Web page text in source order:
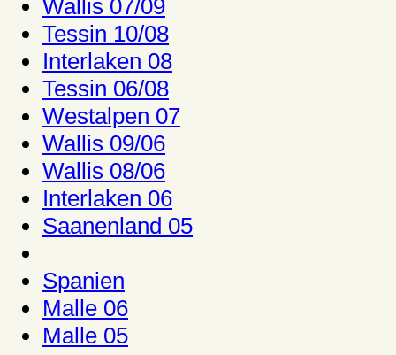
Wallis 07/09
Tessin 10/08
Interlaken 08
Tessin 06/08
Westalpen 07
Wallis 09/06
Wallis 08/06
Interlaken 06
Saanenland 05
Spanien
Malle 06
Malle 05